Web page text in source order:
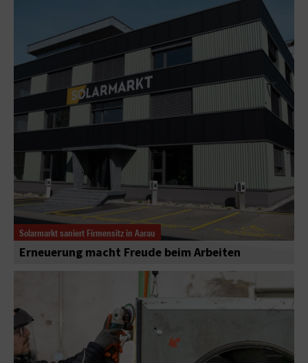
Solarmarkt saniert Firmensitz in Aarau
Erneuerung macht Freude beim Arbeiten